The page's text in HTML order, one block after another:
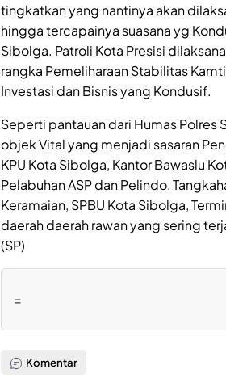
tingkatkan yang nantinya akan
hingga tercapainya suasana yg
Sibolga. Patroli Kota Presisi
rangka Pemeliharaan Stabilitas
Investasi dan Bisnis yang Kondusif.
Seperti pantauan dari Humas
objek Vital yang menjadi sasaran
KPU Kota Sibolga, Kantor Bawaslu
Pelabuhan ASP dan Pelindo,
Keramaian, SPBU Kota Sibolga,
daerah daerah rawan yang sering
(SP)
=
Komentar